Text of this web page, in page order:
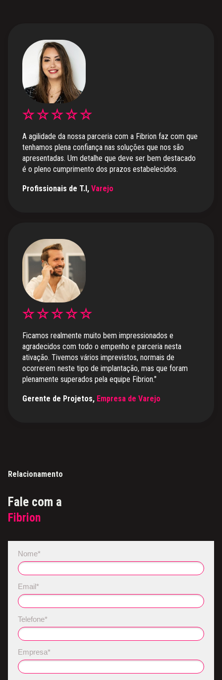
A agilidade da nossa parceria com a Fibrion faz com que
tenhamos plena confiança nas soluções que nos são
apresentadas. Um detalhe que deve ser bem destacado
é o pleno cumprimento dos prazos estabelecidos.
Profissionais de T.I, Varejo
Ficamos realmente muito bem impressionados e
agradecidos com todo o empenho e parceria nesta
ativação. Tivemos vários imprevistos, normais de
ocorrerem neste tipo de implantação, mas que foram
plenamente superados pela equipe Fibrion."
Gerente de Projetos, Empresa de Varejo
Relacionamento
Fale com a
Fibrion
Nome*
Email*
Telefone*
Empresa*